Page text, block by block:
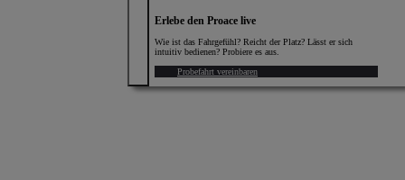
Erlebe den Proace live
Wie ist das Fahrgefühl? Reicht der Platz? Lässt er sich
intuitiv bedienen? Probiere es aus.
Probefahrt vereinbaren